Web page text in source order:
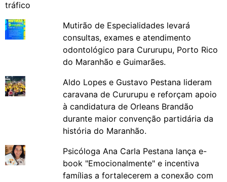
Mutirão de Especialidades levará
consultas, exames e atendimento
odontológico para Cururupu, Porto Rico
do Maranhão e Guimarães.
Aldo Lopes e Gustavo Pestana lideram
caravana de Cururupu e reforçam apoio
à candidatura de Orleans Brandão
durante maior convenção partidária da
história do Maranhão.
Psicóloga Ana Carla Pestana lança e-
book "Emocionalmente" e incentiva
famílias a fortalecerem a conexão com